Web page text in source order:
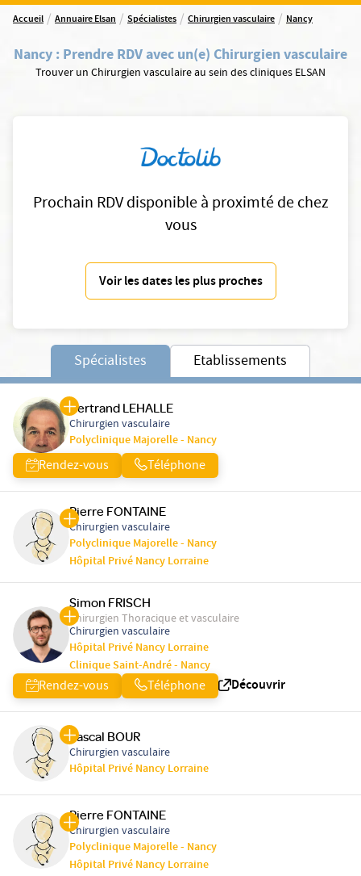
Accueil / Annuaire Elsan / Spécialistes / Chirurgien vasculaire / Nancy
Nancy : Prendre RDV avec un(e) Chirurgien vasculaire
Trouver un Chirurgien vasculaire au sein des cliniques ELSAN
Prochain RDV disponible à proximté de chez
vous
Voir les dates les plus proches
Spécialistes Etablissements
Bertrand LEHALLE
Chirurgien vasculaire
Polyclinique Majorelle - Nancy
Rendez-vous Téléphone
Pierre FONTAINE
Chirurgien vasculaire
Polyclinique Majorelle - Nancy
Hôpital Privé Nancy Lorraine
Simon FRISCH
Chirurgien Thoracique et vasculaire
Chirurgien vasculaire
Hôpital Privé Nancy Lorraine
Clinique Saint-André - Nancy
Rendez-vous Téléphone Découvrir
Pascal BOUR
Chirurgien vasculaire
Hôpital Privé Nancy Lorraine
Pierre FONTAINE
Chirurgien vasculaire
Polyclinique Majorelle - Nancy
Hôpital Privé Nancy Lorraine